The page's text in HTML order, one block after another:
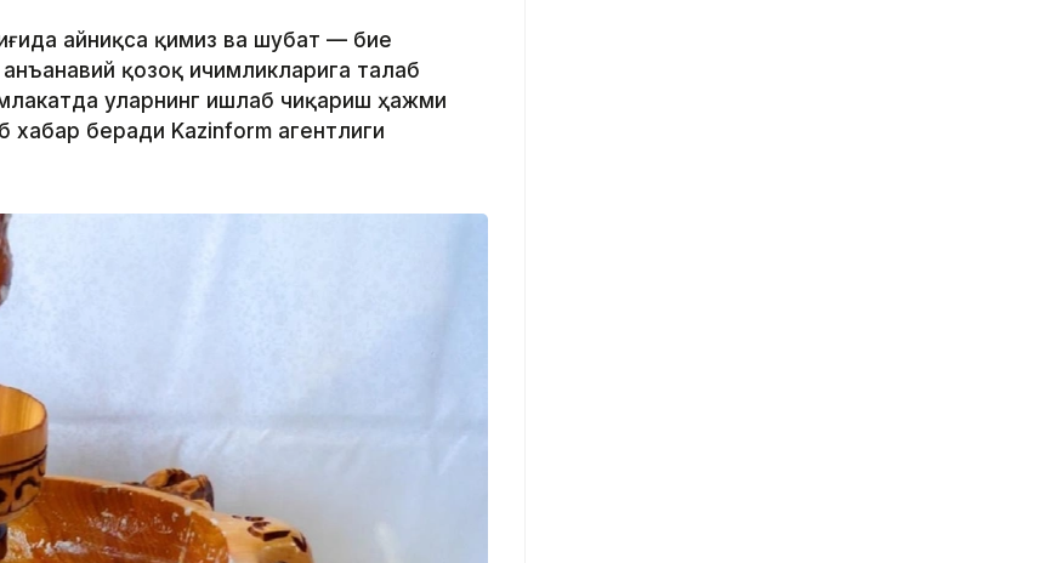
айниқса қимиз ва шубат — бие
қозоқ ичимликларига талаб
уларнинг ишлаб чиқариш ҳажми
беради Kazinform агентлиги